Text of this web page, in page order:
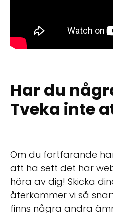
Har du
Tveka inte
Om du fortfarande
att ha sett det här
höra av dig! Skicka
återkommer vi så
finns några andra